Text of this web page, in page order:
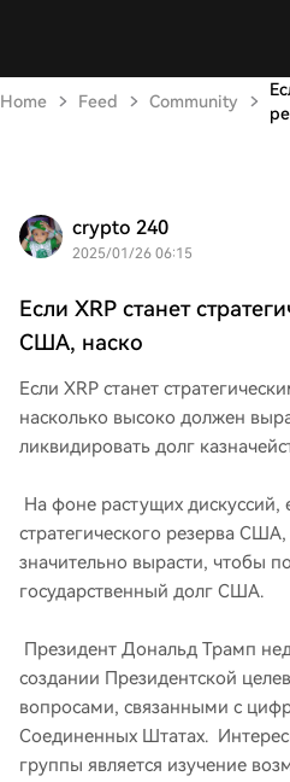
Home Feed Community
crypto 240
2025/01/26 06:15
Если XRP станет
США, наско
Если XRP станет
насколько высоко должен
ликвидировать долг
На фоне растущих дискуссий,
стратегического резерва
значительно вырасти, чтобы
государственный долг США.
Президент Дональд Трамп
создании Президентской
вопросами, связанными с
Соединенных Штатах.
группы является изучение